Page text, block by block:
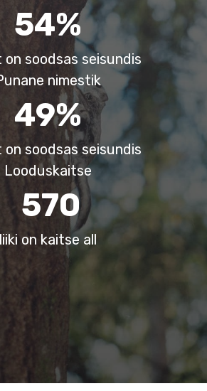
54%
on soodsas seisundis
nimestik
49%
on soodsas seisundis
Looduskaitse
570
liiki on kaitse all